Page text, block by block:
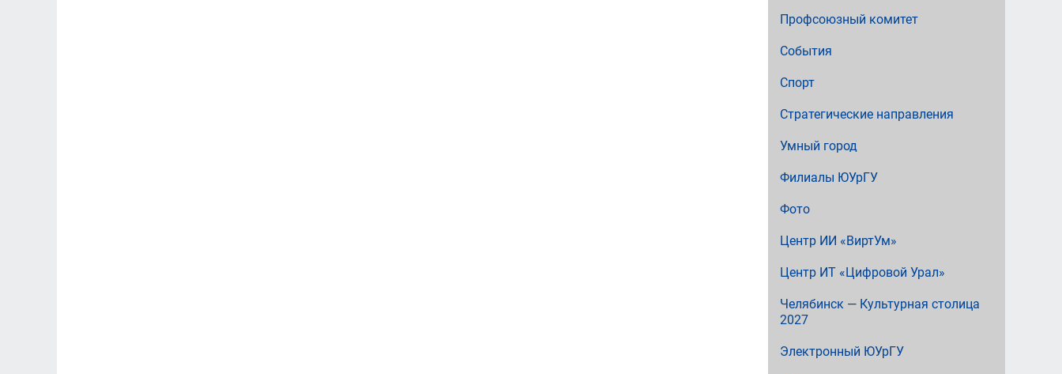
Профсоюзный комитет
События
Спорт
Стратегические направления
Умный город
Филиалы ЮУрГУ
Фото
Центр ИИ «ВиртУм»
Центр ИТ «Цифровой Урал»
Челябинск — Культурная столица
2027
Электронный ЮУрГУ